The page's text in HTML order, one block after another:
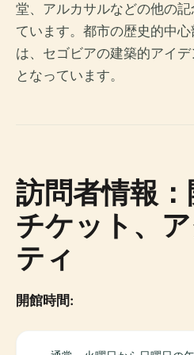
堂、アルカサルなどの他の
ています。都市の歴史的中
は、セゴビアの建築的アイ
となっています。
訪問者情報：
チケット、
ティ
開館時間: